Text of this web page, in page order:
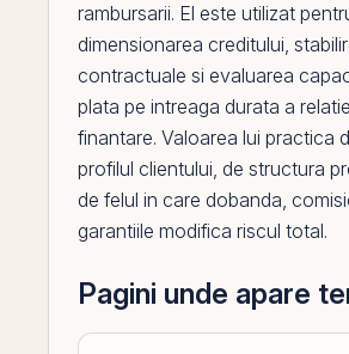
rambursarii. El este utilizat
dimensionarea creditului,
contractuale si evaluarea
plata pe intreaga durata a
finantare. Valoarea lui practica
profilul clientului, de structura
de felul in care dobanda,
garantiile modifica riscul total.
Pagini unde apare